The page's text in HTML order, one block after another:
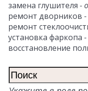
замена глушителя -
ремонт дворников
ремонт
установка фаркопа
восстановление